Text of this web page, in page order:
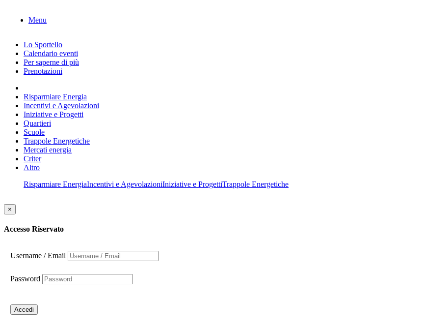
Menu
Lo Sportello
Calendario eventi
Per saperne di più
Prenotazioni
Risparmiare Energia
Incentivi e Agevolazioni
Iniziative e Progetti
Quartieri
Scuole
Trappole Energetiche
Mercati energia
Criter
Altro
Risparmiare EnergiaIncentivi e AgevolazioniIniziative e ProgettiTrappole Energetiche
×
Accesso Riservato
Username / Email
Password
Accedi